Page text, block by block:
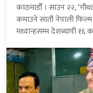
काठमाडौँ । साउन २२,
कमाउने सातौं नेपाली
मध्यान्हसम्म देशब्यापी १६